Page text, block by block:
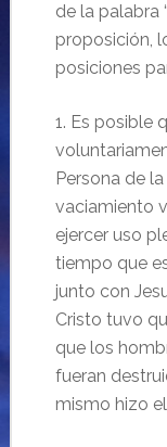
de la palabra
proposición,
posiciones
1. Es posible
Persona de
vaciamiento
ejercer uso
tiempo que
junto con
Cristo tuvo
que los
fueran
mismo hizo